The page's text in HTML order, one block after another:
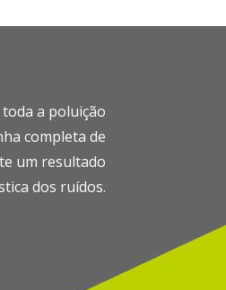
a poluição
completa de
um resultado
dos ruídos.